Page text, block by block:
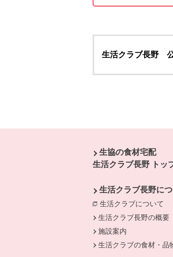
生活クラブ長野
生協の食材宅配
生活クラブ長野 トッ
生活クラブ長野に
生活クラブについて
生活クラブ長野の概要
施設案内
生活クラブの食材・品